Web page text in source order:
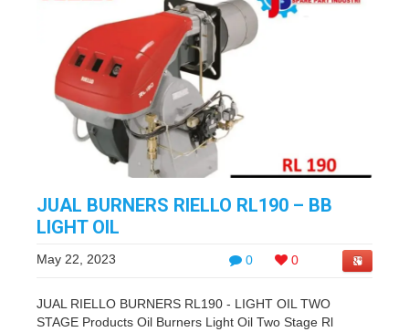
JUAL BURNERS RIELLO RL190 – BB
LIGHT OIL
0 0
May 22, 2023
JUAL RIELLO BURNERS RL190 - LIGHT OIL TWO
STAGE Products Oil Burners Light Oil Two Stage Rl